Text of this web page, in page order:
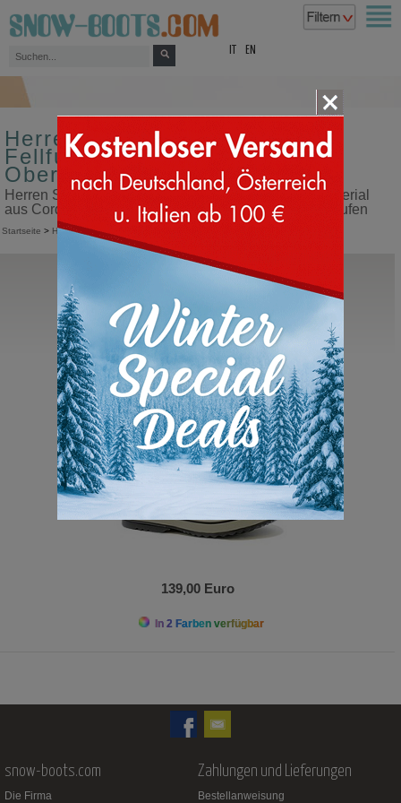
EN
Herren Schneestiefel mit
Fellfutter Größe 45
Obermaterial aus Cordura
Herren Schneestiefel mit Fellfutter Größe 45 Obermaterial
aus Cordura in unserem Snow Boots Online Shop kaufen
Startseite > Herren >Schneestiefel
Sorel
Kanada Schneestiefel
139,00 Euro
In 2 Farben verfügbar
snow-boots.com
Die Firma
Zahlungen und Lieferungen
Bestellanweisung